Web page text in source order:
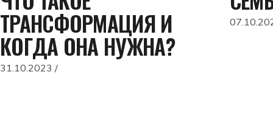
ТРАНСФОРМАЦИЯ И
КОГДА ОНА НУЖНА?
31.10.2023